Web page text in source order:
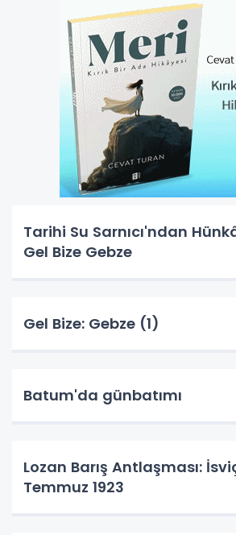
Tarihi Su Sarnıcı'ndan
Gel Bize Gebze
Gel Bize: Gebze (1)
Batum'da günbatımı
Lozan Barış Antlaşması:
Temmuz 1923